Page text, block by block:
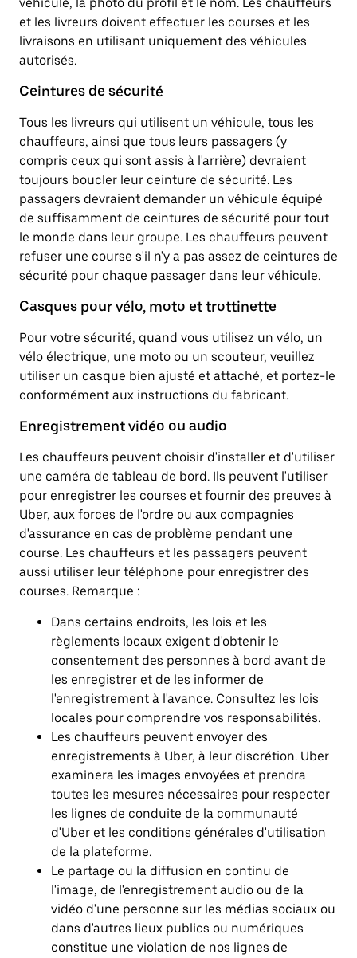
et les livreurs doivent effectuer les courses et les
livraisons en utilisant uniquement des véhicules
autorisés.
Ceintures de sécurité
Tous les livreurs qui utilisent un véhicule, tous les
chauffeurs, ainsi que tous leurs passagers (y
compris ceux qui sont assis à l'arrière) devraient
toujours boucler leur ceinture de sécurité. Les
passagers devraient demander un véhicule équipé
de suffisamment de ceintures de sécurité pour tout
le monde dans leur groupe. Les chauffeurs peuvent
refuser une course s'il n'y a pas assez de ceintures de
sécurité pour chaque passager dans leur véhicule.
Casques pour vélo, moto et trottinette
Pour votre sécurité, quand vous utilisez un vélo, un
vélo électrique, une moto ou un scouteur, veuillez
utiliser un casque bien ajusté et attaché, et portez-le
conformément aux instructions du fabricant.
Enregistrement vidéo ou audio
Les chauffeurs peuvent choisir d'installer et d'utiliser
une caméra de tableau de bord. Ils peuvent l'utiliser
pour enregistrer les courses et fournir des preuves à
Uber, aux forces de l'ordre ou aux compagnies
d'assurance en cas de problème pendant une
course. Les chauffeurs et les passagers peuvent
aussi utiliser leur téléphone pour enregistrer des
courses. Remarque :
Dans certains endroits, les lois et les
règlements locaux exigent d'obtenir le
consentement des personnes à bord avant de
les enregistrer et de les informer de
l'enregistrement à l'avance. Consultez les lois
locales pour comprendre vos responsabilités.
Les chauffeurs peuvent envoyer des
enregistrements à Uber, à leur discrétion. Uber
examinera les images envoyées et prendra
toutes les mesures nécessaires pour respecter
les lignes de conduite de la communauté
d'Uber et les conditions générales d'utilisation
de la plateforme.
Le partage ou la diffusion en continu de
l'image, de l'enregistrement audio ou de la
vidéo d'une personne sur les médias sociaux ou
dans d'autres lieux publics ou numériques
constitue une violation de nos lignes de